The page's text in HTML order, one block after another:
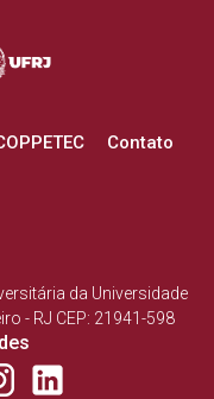
Contato
da Universidade
- RJ CEP: 21941-598